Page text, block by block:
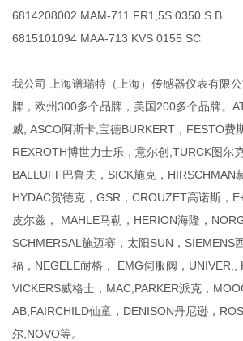
6814208002 MAM-711 FR1,5S 0350 S B
6815101094 MAA-713 KVS 0155 SC
我公司 上海谱瑞特（上海）传感器仪表有限
牌，欧州300多个品牌，美国200多个品牌。
威, ASCO阿斯卡,宝德BURKERT，FESTO费
REXROTH博世力士乐，意尔创,TURCK图尔
BALLUFF巴鲁夫，SICK施克，HIRSCHMAN
HYDAC贺德克，GSR，CROUZET高诺斯，
皮尔兹， MAHLE马勒，HERION海隆，
SCHMERSAL施迈赛，太阳SUN，SIEMENS
福，NEGELE耐格， EMG伺服阀，UNIVER,,
VICKERS威格士，MAC,PARKER派克，
AB,FAIRCHILD仙童，DENISON丹尼逊，
尔,NOVO等。